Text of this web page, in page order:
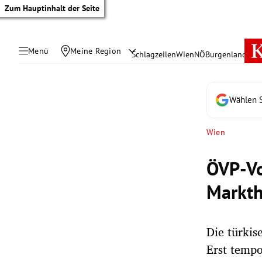
Zum Hauptinhalt der Seite
Menü Meine Region SchlagzeilenWienNÖBurgenland
Wählen
Wien
ÖVP-
Die
Erst